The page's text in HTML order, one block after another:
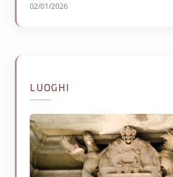
02/01/2026
LUOGHI